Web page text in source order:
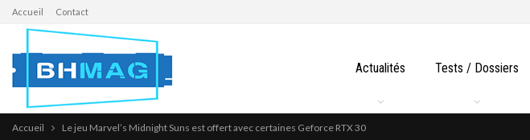
Accueil Contact
Actualités Tests / Dossiers
Accueil Le jeu Marvel’s Midnight Suns est offert avec certaines Geforce RTX 30